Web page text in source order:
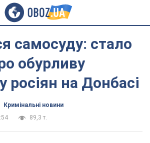
самосуду: стало
обурливу
росіян на Донбасі
Кримінальні новини
89,3 т.